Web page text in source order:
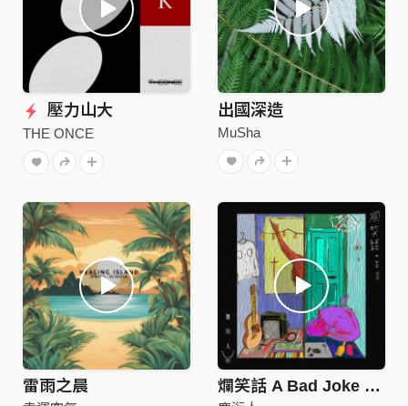
壓力山大
THE ONCE
出國深造
MuSha
雷雨之晨 爛笑話 A Bad Joke (DEMO)